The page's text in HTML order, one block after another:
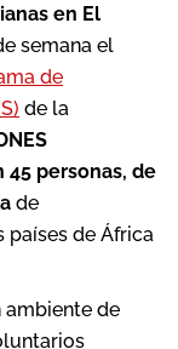
en El
semana el
de
de la
45 personas, de
de
países de África
ambiente de